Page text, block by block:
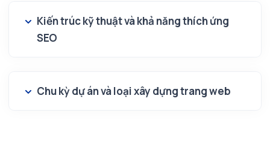
Kiến trúc kỹ thuật và khả năng thích ứng
SEO
Chu kỳ dự án và loại xây dựng trang web